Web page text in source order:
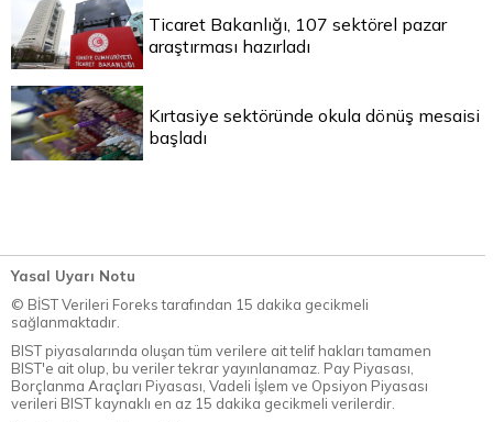
Ticaret Bakanlığı, 107 sektörel pazar
araştırması hazırladı
Kırtasiye sektöründe okula dönüş mesaisi
başladı
Yasal Uyarı Notu
© BİST Verileri Foreks tarafından 15 dakika gecikmeli
sağlanmaktadır.
BIST piyasalarında oluşan tüm verilere ait telif hakları tamamen
BIST'e ait olup, bu veriler tekrar yayınlanamaz. Pay Piyasası,
Borçlanma Araçları Piyasası, Vadeli İşlem ve Opsiyon Piyasası
verileri BIST kaynaklı en az 15 dakika gecikmeli verilerdir.